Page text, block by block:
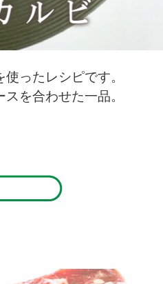
ったレシピです。
を合わせた一品。